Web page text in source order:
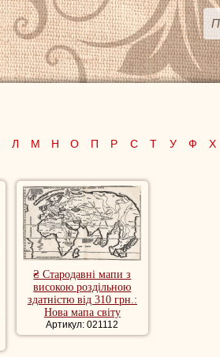
Л М Н О П Р С Т У Ф Х
₴ Стародавні мапи з
високою роздільною
здатністю від 310 грн.:
Нова мапа світу
Артикул: 021112